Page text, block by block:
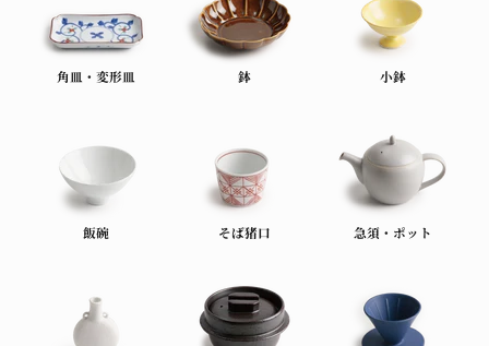
角皿・変形皿 鉢 小鉢
飯碗 そば猪口 急須・ポット